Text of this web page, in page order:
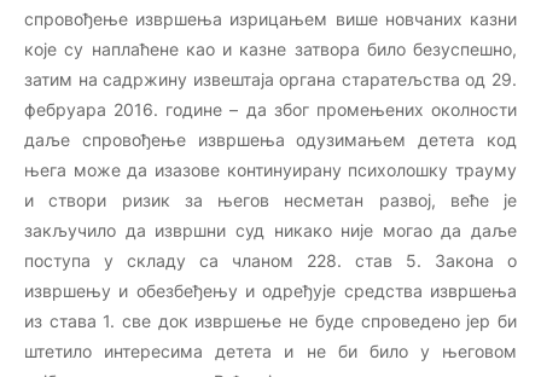
спровођење извршења изрицањем више новчаних казни
које су наплаћене као и казне затвора било безуспешно,
затим на садржину извештаја органа старатељства од 29.
фебруара 2016. године – да због промењених околности
даље спровођење извршења одузимањем детета код
њега може да изазове континуирану психолошку трауму
и створи ризик за његов несметан развој, веће је
закључило да извршни суд никако није могао да даље
поступа у складу са чланом 228. став 5. Закона о
извршењу и обезбеђењу и одређује средства извршења
из става 1. све док извршење не буде спроведено јер би
штетило интересима детета и не би било у његовом